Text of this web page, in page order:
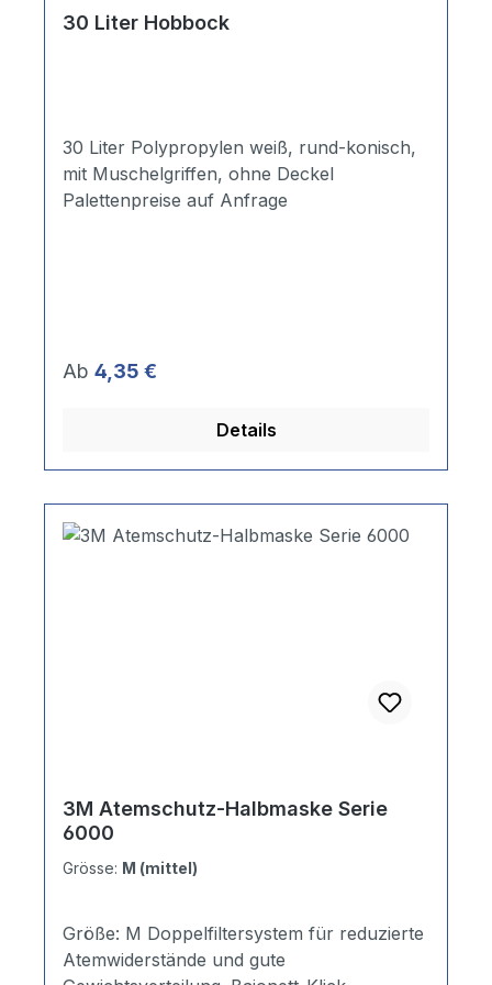
30 Liter Hobbock
30 Liter Polypropylen weiß, rund-konisch,
mit Muschelgriffen, ohne Deckel
Regulärer Preis:
Ab 4,35 €
Details
3M Atemschutz-Halbmaske Serie
6000
Grösse: M (mittel)
Größe: M Doppelfiltersystem für reduzierte
Atemwiderstände und gute